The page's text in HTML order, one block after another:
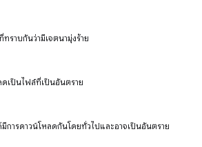
ราบกันว่ามีเจตนามุ่งร้าย
เป็นไฟล์ที่เป็นอันตราย
มีการดาวน์โหลดกันโดยทั่วไปและอาจเป็นอันตราย